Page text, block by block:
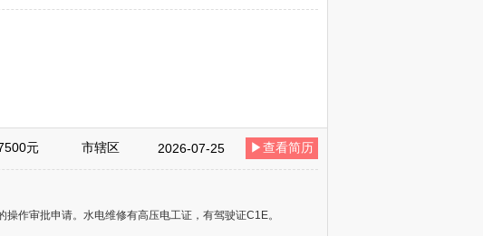
元 市辖区 2026-07-25 ▶查看简历
作审批申请。水电维修有高压电工证，有驾驶证C1E。